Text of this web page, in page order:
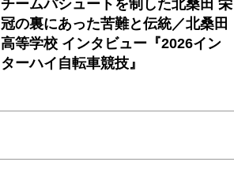
チームパシュートを制した北桑田 栄
冠の裏にあった苦難と伝統／北桑田
高等学校 インタビュー『2026イン
ターハイ自転車競技』